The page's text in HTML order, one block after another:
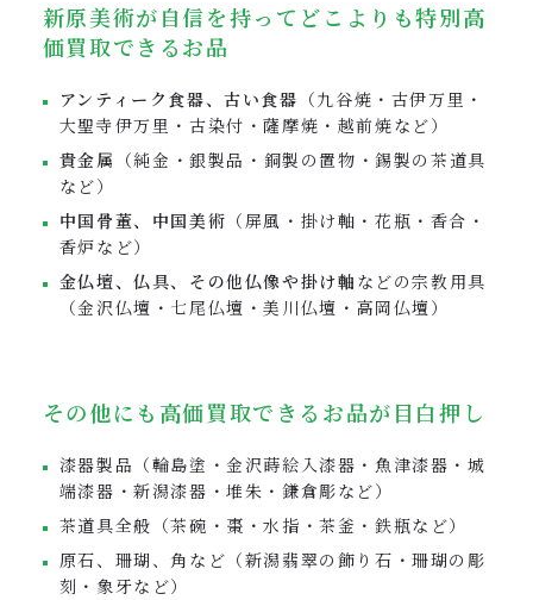
新原美術が自信を持ってどこよりも特別高
価買取できるお品
アンティーク食器、古い食器 （九谷焼・古伊万里・
大聖寺伊万里・古染付・薩摩焼・越前焼など）
貴金属 （純金・銀製品・銅製の置物・錫製の茶道具
など）
中国骨董、中国美術 （屏風・掛け軸・花瓶・香合・
香炉など）
金仏壇、仏具、その他仏像や掛け軸 などの宗教用具
（金沢仏壇・七尾仏壇・美川仏壇・高岡仏壇）
その他にも高価買取できるお品が目白押し
漆器製品（輪島塗・金沢蒔絵入漆器・魚津漆器・城
端漆器・新潟漆器・堆朱・鎌倉彫など）
茶道具全般（茶碗・棗・水指・茶釜・鉄瓶など）
原石、珊瑚、角など（新潟翡翠の飾り石・珊瑚の彫
刻・象牙など）